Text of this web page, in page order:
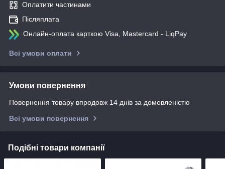
Оплатити частинами
Післяплата
Онлайн-оплата карткою Visa, Mastercard - LiqPay
Всі умови оплати
Умови повернення
Повернення товару впродовж 14 днів за домовленістю
Всі умови повернення
Подібні товари компанії